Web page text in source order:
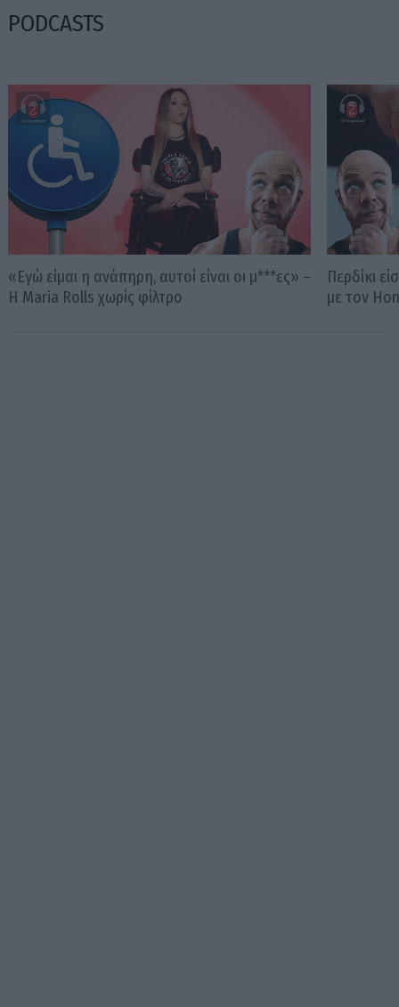
PODCASTS
«Εγώ είμαι η ανάπηρη, αυτοί είναι οι μ***ες» –
Η Maria Rolls χωρίς φίλτρο
Περδίκι
με τον